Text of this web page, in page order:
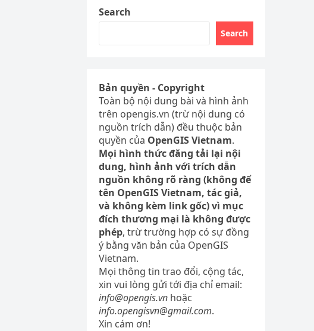
Search
Search
Bản quyền - Copyright
Toàn bộ nội dung bài và hình ảnh
trên opengis.vn (trừ nội dung có
nguồn trích dẫn) đều thuộc bản
quyền của OpenGIS Vietnam.
Mọi hình thức đăng tải lại nội
dung, hình ảnh với trích dẫn
nguồn không rõ ràng (không để
tên OpenGIS Vietnam, tác giả,
và không kèm link gốc) vì mục
đích thương mại là không được
phép, trừ trường hợp có sự đồng
ý bằng văn bản của OpenGIS
Vietnam.
Mọi thông tin trao đổi, cộng tác,
xin vui lòng gửi tới địa chỉ email:
info@opengis.vn hoặc
info.opengisvn@gmail.com.
Xin cám ơn!